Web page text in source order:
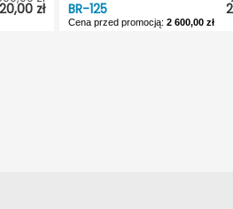
Nie
Odbicie lustrzane:
zł BR-125
Cena przed promocją: 2 600,00 zł